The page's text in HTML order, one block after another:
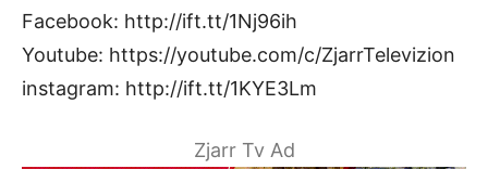
Facebook: http://ift.tt/1Nj96ih
Youtube: https://youtube.com/c/ZjarrTelevizion
instagram: http://ift.tt/1KYE3Lm
Zjarr Tv Ad